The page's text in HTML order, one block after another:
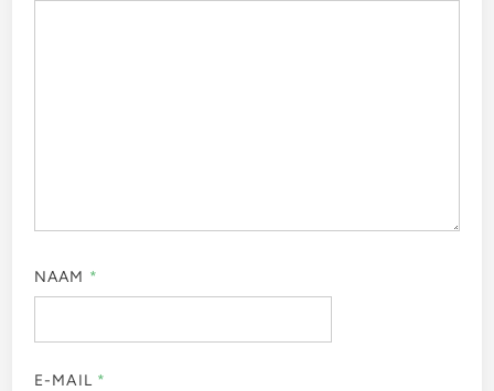
NAAM *
E-MAIL *